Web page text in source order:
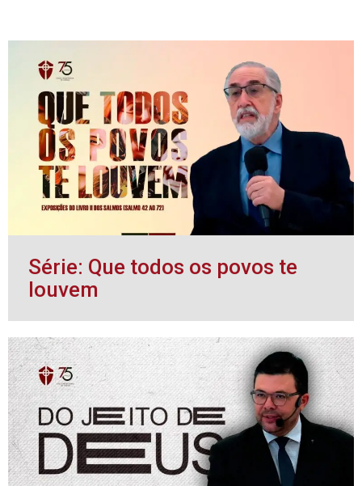
Série: Que todos os povos te
louvem